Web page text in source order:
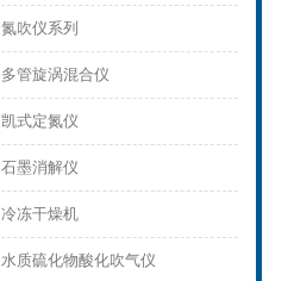
氮吹仪系列
多管旋涡混合仪
凯式定氮仪
石墨消解仪
冷冻干燥机
水质硫化物酸化吹气仪